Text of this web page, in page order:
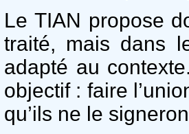
Le TIAN propose
traité, mais dans
adapté au
objectif : faire
qu’ils ne le